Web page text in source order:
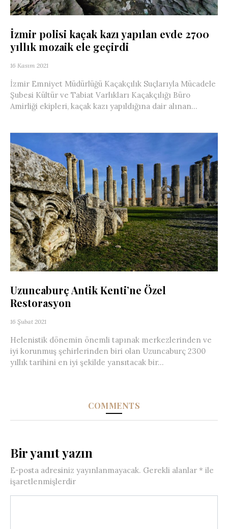
İzmir polisi kaçak kazı yapılan evde 2700
yıllık mozaik ele geçirdi
16 Kasım 2021
İzmir Emniyet Müdürlüğü Kaçakçılık Suçlarıyla Mücadele
Şubesi Kültür ve Tabiat Varlıkları Kaçakçılığı Büro
Amirliği ekipleri, kaçak kazı yapıldığına dair alınan...
Uzuncaburç Antik Kenti’ne Özel
Restorasyon
16 Şubat 2021
Helenistik dönemin önemli tapınak merkezlerinden ve
iyi korunmuş şehirlerinden biri olan Uzuncaburç 2300
yıllık tarihini en iyi şekilde yansıtacak bir...
COMMENTS
Bir yanıt yazın
E-posta adresiniz yayınlanmayacak. Gerekli alanlar * ile
işaretlenmişlerdir